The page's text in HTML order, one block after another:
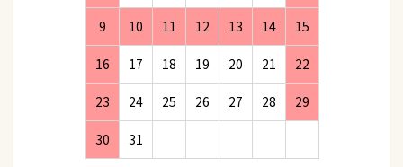
9 10 11 12 13 14 15
16 17 18 19 20 21 22
23 24 25 26 27 28 29
30 31